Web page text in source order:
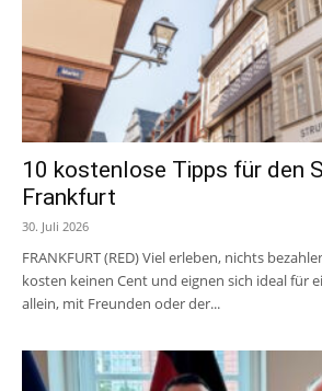
10 kostenlose Tipps für den
Frankfurt
30. Juli 2026
FRANKFURT (RED) Viel erleben, nichts
kosten keinen Cent und eignen sich ideal für
allein, mit Freunden oder der...